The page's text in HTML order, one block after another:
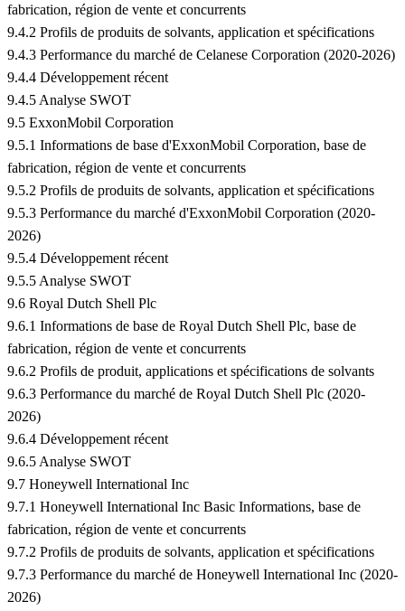
fabrication, région de vente et concurrents
9.4.2 Profils de produits de solvants, application et spécifications
9.4.3 Performance du marché de Celanese Corporation (2020-2026)
9.4.4 Développement récent
9.4.5 Analyse SWOT
9.5 ExxonMobil Corporation
9.5.1 Informations de base d'ExxonMobil Corporation, base de
fabrication, région de vente et concurrents
9.5.2 Profils de produits de solvants, application et spécifications
9.5.3 Performance du marché d'ExxonMobil Corporation (2020-
2026)
9.5.4 Développement récent
9.5.5 Analyse SWOT
9.6 Royal Dutch Shell Plc
9.6.1 Informations de base de Royal Dutch Shell Plc, base de
fabrication, région de vente et concurrents
9.6.2 Profils de produit, applications et spécifications de solvants
9.6.3 Performance du marché de Royal Dutch Shell Plc (2020-
2026)
9.6.4 Développement récent
9.6.5 Analyse SWOT
9.7 Honeywell International Inc
9.7.1 Honeywell International Inc Basic Informations, base de
fabrication, région de vente et concurrents
9.7.2 Profils de produits de solvants, application et spécifications
9.7.3 Performance du marché de Honeywell International Inc (2020-
2026)